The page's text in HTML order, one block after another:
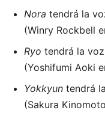
Nora tendrá la
(Winry Rockbell
Ryo tendrá la
(Yoshifumi Aoki
Yokkyun tendrá
(Sakura